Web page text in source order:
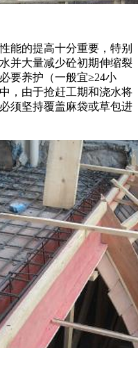
能的提高十分重要，特别
并大量减少砼初期伸缩裂
要养护（一般宜≥24小
，由于抢赶工期和浇水将
须坚持覆盖麻袋或草包进